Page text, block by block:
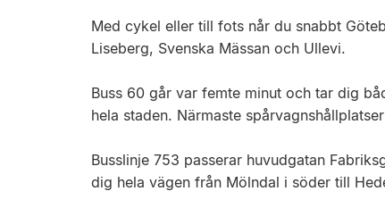
Med cykel eller till fots når du snabbt
Liseberg, Svenska Mässan och Ullevi.
Buss 60 går var femte minut och tar dig
hela staden. Närmaste
Busslinje 753 passerar huvudgatan
dig hela vägen från Mölndal i söder till